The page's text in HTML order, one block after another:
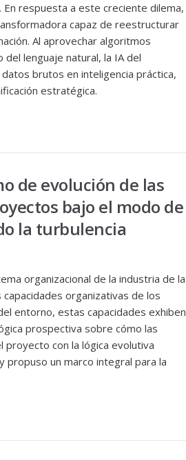
respuesta a este creciente dilema,
capaz de reestructurar
Al aprovechar algoritmos
lenguaje natural, la IA del
brutos en inteligencia práctica,
estratégica.
de evolución de las
bajo el modo de
la turbulencia
organizacional de la industria de la
organizativas de los
entorno, estas capacidades exhiben
prospectiva sobre cómo las
proyecto con la lógica evolutiva
propuso un marco integral para la